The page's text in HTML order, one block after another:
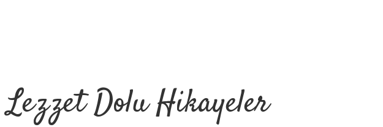
Lezzet Dolu Hikayeler